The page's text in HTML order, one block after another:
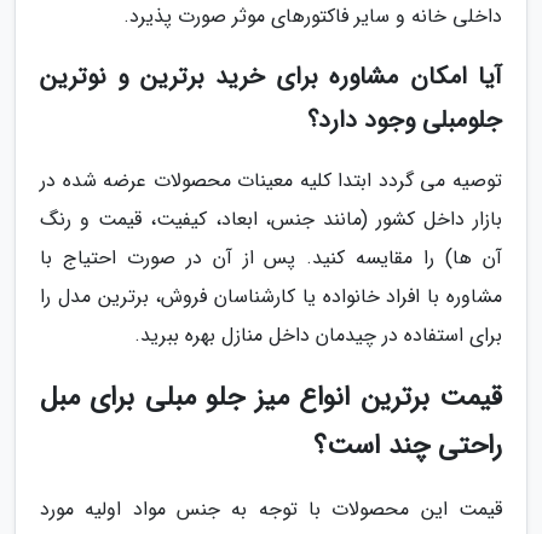
داخلی خانه و سایر فاکتورهای موثر صورت پذیرد.
آیا امکان مشاوره برای خرید برترین و نوترین
جلومبلی وجود دارد؟
توصیه می گردد ابتدا کلیه معینات محصولات عرضه شده در
بازار داخل کشور (مانند جنس، ابعاد، کیفیت، قیمت و رنگ
آن ها) را مقایسه کنید. پس از آن در صورت احتیاج با
مشاوره با افراد خانواده یا کارشناسان فروش، برترین مدل را
برای استفاده در چیدمان داخل منازل بهره ببرید.
قیمت برترین انواع میز جلو مبلی برای مبل
راحتی چند است؟
قیمت این محصولات با توجه به جنس مواد اولیه مورد